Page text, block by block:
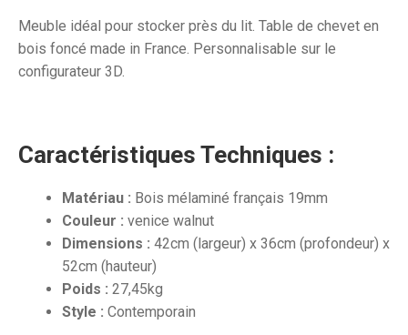
Meuble idéal pour stocker près du lit. Table de chevet en
bois foncé made in France. Personnalisable sur le
configurateur 3D.
Caractéristiques Techniques :
Matériau : Bois mélaminé français 19mm
Couleur : venice walnut
Dimensions : 42cm (largeur) x 36cm (profondeur) x
52cm (hauteur)
Poids : 27,45kg
Style : Contemporain